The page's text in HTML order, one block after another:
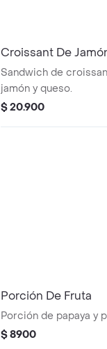
Croissant De
Sandwich de
jamón y queso.
$ 20.900
Porción De Fruta
Porción de papaya y
$ 8900